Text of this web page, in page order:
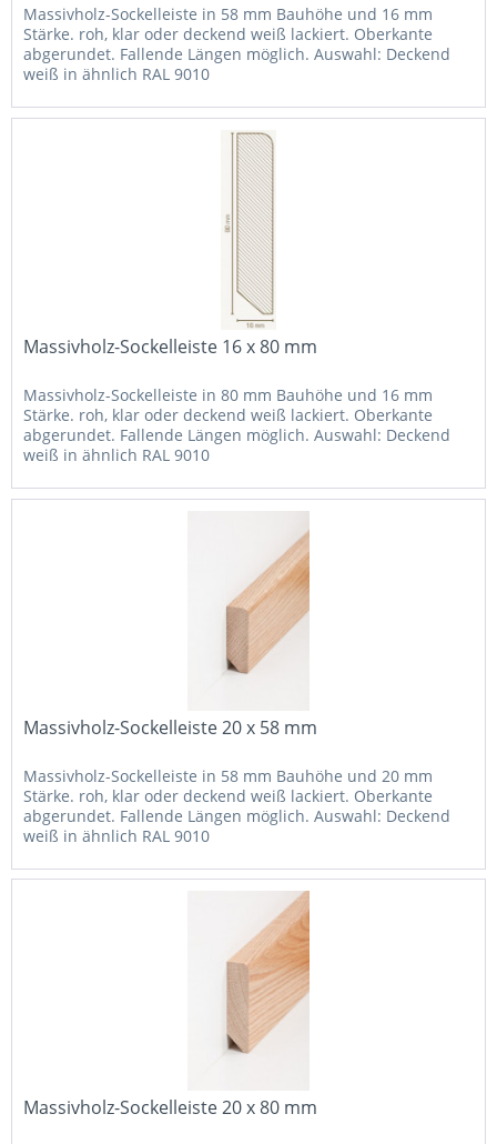
Massivholz-Sockelleiste in 58 mm Bauhöhe und 16 mm
Stärke. roh, klar oder deckend weiß lackiert. Oberkante
abgerundet. Fallende Längen möglich. Auswahl: Deckend
weiß in ähnlich RAL 9010
Massivholz-Sockelleiste 16 x 80 mm
Massivholz-Sockelleiste in 80 mm Bauhöhe und 16 mm
Stärke. roh, klar oder deckend weiß lackiert. Oberkante
abgerundet. Fallende Längen möglich. Auswahl: Deckend
weiß in ähnlich RAL 9010
Massivholz-Sockelleiste 20 x 58 mm
Massivholz-Sockelleiste in 58 mm Bauhöhe und 20 mm
Stärke. roh, klar oder deckend weiß lackiert. Oberkante
abgerundet. Fallende Längen möglich. Auswahl: Deckend
weiß in ähnlich RAL 9010
Massivholz-Sockelleiste 20 x 80 mm